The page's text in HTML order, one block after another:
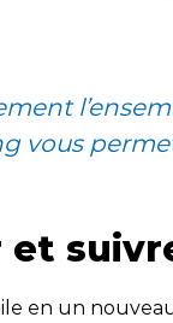
vous
et
en un nouveau